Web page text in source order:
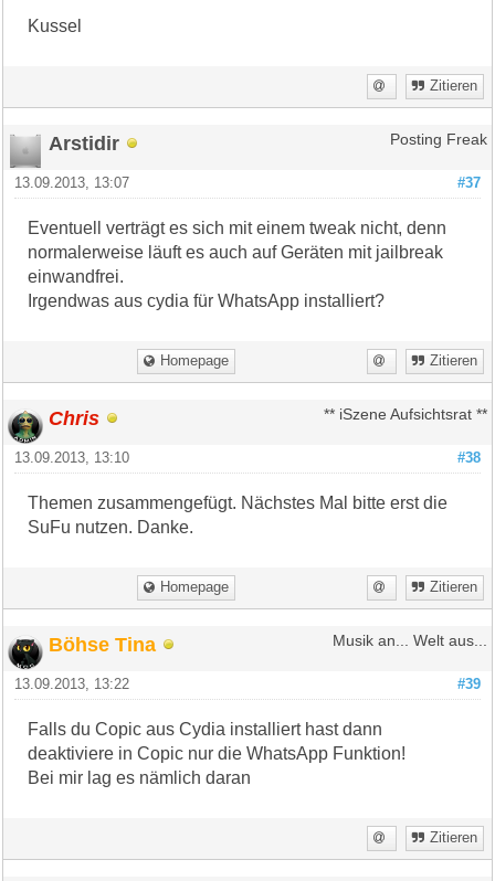
Kussel
Zitieren
Arstidir Posting Freak
#37
13.09.2013, 13:07
Eventuell verträgt es sich mit einem tweak nicht, denn
normalerweise läuft es auch auf Geräten mit jailbreak
einwandfrei.
Irgendwas aus cydia für WhatsApp installiert?
Homepage Zitieren
Chris ** iSzene Aufsichtsrat **
#38
13.09.2013, 13:10
Themen zusammengefügt. Nächstes Mal bitte erst die
SuFu nutzen. Danke.
Homepage Zitieren
Böhse Tina Musik an... Welt aus...
#39
13.09.2013, 13:22
Falls du Copic aus Cydia installiert hast dann
deaktiviere in Copic nur die WhatsApp Funktion!
Bei mir lag es nämlich daran
Zitieren